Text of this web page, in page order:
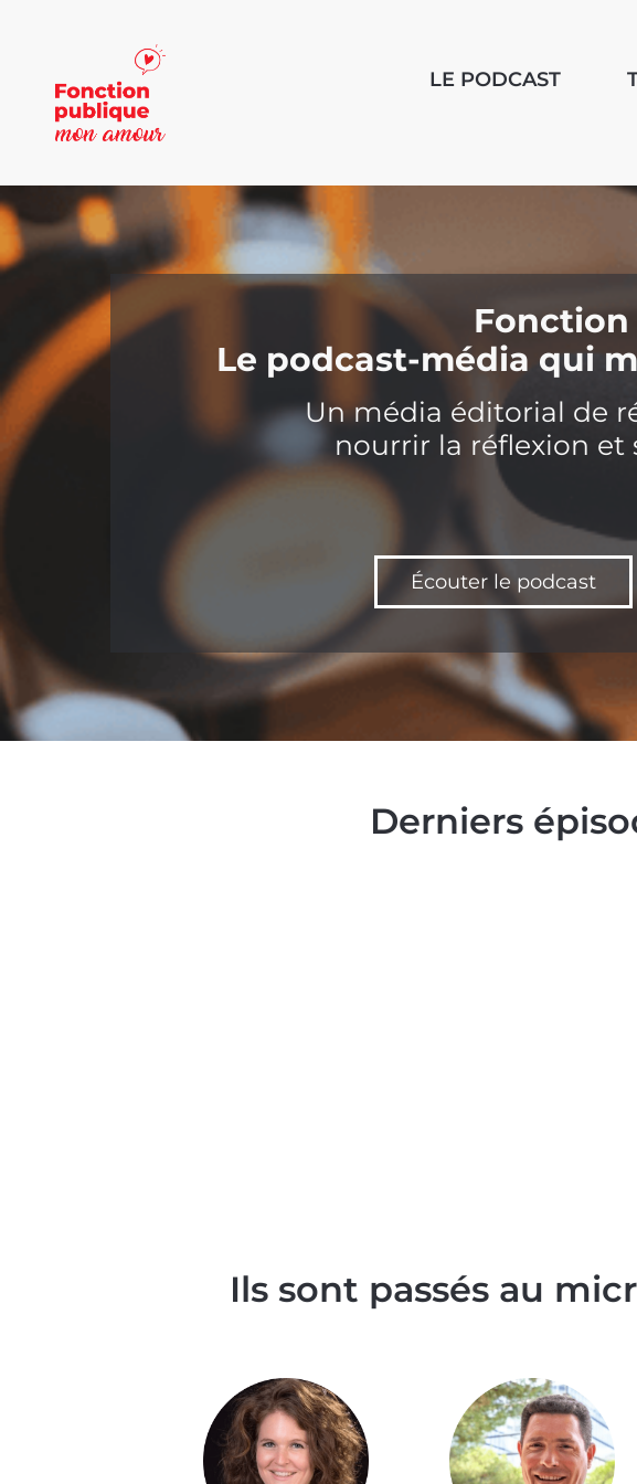
LE PODCAST
Le podcast-média qui
Un média éditorial de
nourrir la réflexion et
Écouter le podcast
Derniers
Ils sont passés au